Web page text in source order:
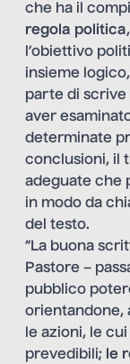
che ha il
regola politica
l’obiettivo
insieme
parte di
aver
determinate
conclusioni, il
adeguate che
in modo da
del testo.
“La buona
Pastore –
pubblico
orientandone,
le azioni, le
prevedibili; le